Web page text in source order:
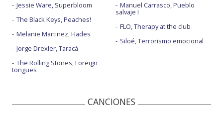
Jessie Ware, Superbloom
The Black Keys, Peaches!
Melanie Martinez, Hades
Jorge Drexler, Taracá
The Rolling Stones, Foreign
tongues
Manuel Carrasco, Pueblo
salvaje I
FLO, Therapy at the club
Siloé, Terrorismo emocional
CANCIONES